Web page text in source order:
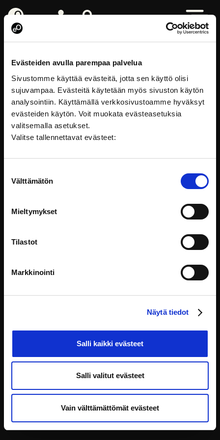
Evästeiden avulla parempaa palvelua
Sivustomme käyttää evästeitä, jotta sen käyttö olisi
sujuvampaa. Evästeitä käytetään myös sivuston käytön
analysointiin. Käyttämällä verkkosivustoamme hyväksyt
evästeiden käytön. Voit muokata evästeasetuksia
valitsemalla asetukset.
Valitse tallennettavat evästeet:
valinta
Välttämätön
Mieltymykset
Tilastot
Markkinointi
Näytä tiedot
Salli kaikki evästeet
Salli valitut evästeet
Vain välttämättömät evästeet
eOppiva - Till startsidan
Logga inSök på webbplatsen Öppna
Denna webbplats underhålls och utvecklas av:
Yliopistonkatu 5, 00100 Helsinki
FAQ
Tillgänglighetsförklaring